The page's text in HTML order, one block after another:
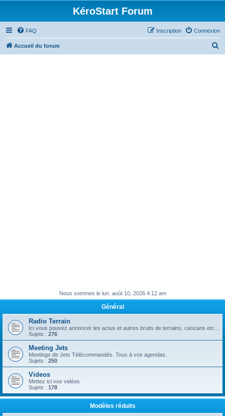
KéroStart Forum
FAQ Connexion
Inscription
Accueil du forum
Nous sommes le lun. août 10, 2026 4:12 am
Général
Radio Terrain
Ici vous pouvez annoncer les actus et autres bruits de terrains, cancans etc...
Sujets : 276
Meeting Jets
Meetings de Jets Télécommandés. Tous à vos agendas.
Sujets : 250
Videos
Mettez ici vos vidéos
Sujets : 178
Modèles réduits